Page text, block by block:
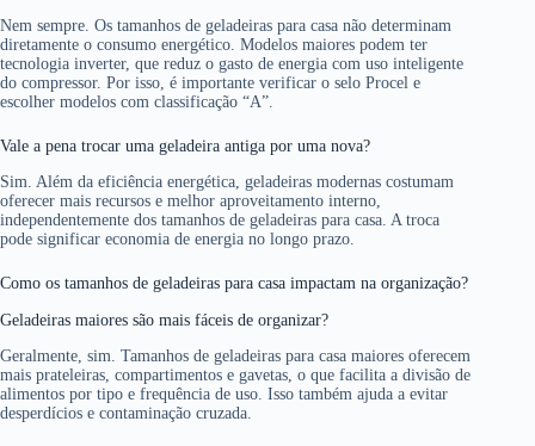
Nem sempre. Os tamanhos de geladeiras para casa não determinam
diretamente o consumo energético. Modelos maiores podem ter
tecnologia inverter, que reduz o gasto de energia com uso inteligente
do compressor. Por isso, é importante verificar o selo Procel e
escolher modelos com classificação “A”.
Vale a pena trocar uma geladeira antiga por uma nova?
Sim. Além da eficiência energética, geladeiras modernas costumam
oferecer mais recursos e melhor aproveitamento interno,
independentemente dos tamanhos de geladeiras para casa. A troca
pode significar economia de energia no longo prazo.
Como os tamanhos de geladeiras para casa impactam na organização?
Geladeiras maiores são mais fáceis de organizar?
Geralmente, sim. Tamanhos de geladeiras para casa maiores oferecem
mais prateleiras, compartimentos e gavetas, o que facilita a divisão de
alimentos por tipo e frequência de uso. Isso também ajuda a evitar
desperdícios e contaminação cruzada.